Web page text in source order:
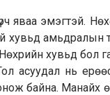
яваа эмэгтэй.
хувьд амьдралын
хувьд бол
асуудал нь
байна. Манайх